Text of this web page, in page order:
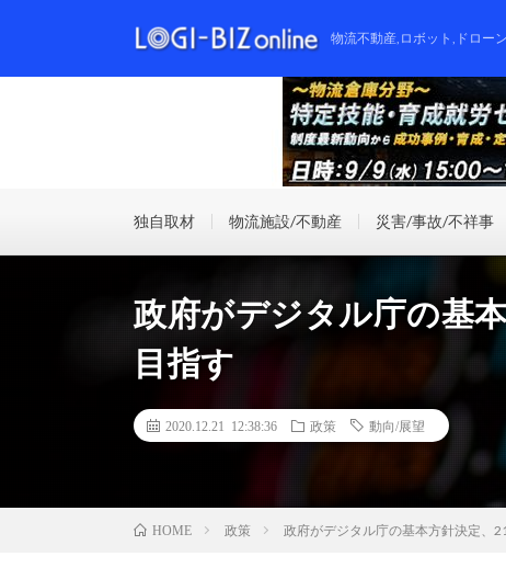
物流不動産,ロボット,ドロー
独自取材 物流施設/不動産 災害/事故/不祥事
政府がデジタル庁の基
目指す
2020.12.21 12:38:36 政策 動向/展望
HOME 政策 政府がデジタル庁の基本方針決定、